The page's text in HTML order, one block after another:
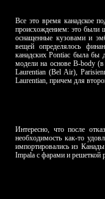
Все это время канадское
происхождением: это были
оснащенные кузовами и
вещей определялось
канадских Pontiac была бы
модели на основе B-body (в
Laurentian (Bel Air),
Laurentian, причем для
Интересно, что после
необходимость как-то
импортировались из
Impala с фарами и решеткой